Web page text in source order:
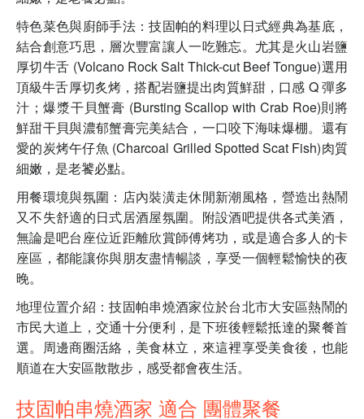
特色菜色與廚師手法：技固帕的料理以日式經典為基底，
結合創意巧思，層次豐富讓人一吃難忘。尤其是火山岩鹽
厚切牛舌 (Volcano Rock Salt Thick-cut Beef Tongue)選用
頂級牛舌厚切炙烤，搭配岩鹽提出肉質鮮甜，口感 Q 彈多
汁；爆漿干貝蟹膏 (Bursting Scallop with Crab Roe)則將
鮮甜干貝與濃郁蟹膏完美結合，一口咬下海味爆棚。還有
愛的炭烤午仔魚 (Charcoal Grilled Spotted Scat Fish)肉質
細嫩，是老饕必點。
用餐環境與氛圍：店內裝潢走休閒新潮風格，營造出熱鬧
又不失舒適的日式居酒屋氛圍。附設酒吧提供各式美酒，
無論是吧台座位近距離欣賞師傅烤功，或是適合多人的卡
座區，都能讓你與朋友盡情暢談，享受一個輕鬆愉快的夜
晚。
地理位置介紹：技固帕串燒酒家位於台北市大安區熱鬧的
市民大道上，交通十分便利，是下班後輕鬆抵達的聚餐首
選。周邊商圈活絡，美食林立，來這裡享受美食後，也能
順道在大安區散散步，感受都會夜生活。
技固帕串燒酒家 適合 團體聚餐